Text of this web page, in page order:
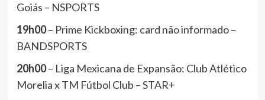
Goiás – NSPORTS
19h00– Prime Kickboxing: card não informado –
BANDSPORTS
20h00– Liga Mexicana de Expansão: Club Atlético
Morelia x TM Fútbol Club – STAR+